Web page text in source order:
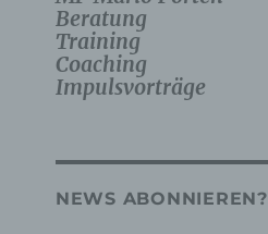
Beratung
Training
Coaching
Impulsvorträge
NEWS ABONNIEREN?